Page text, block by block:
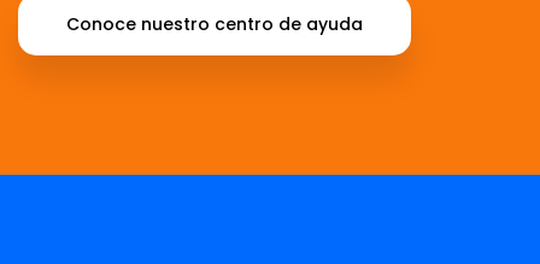
Conoce nuestro centro de ayuda